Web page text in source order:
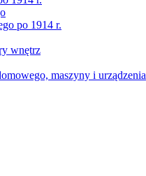
po 1914 r.
wnętrz
maszyny i urządzenia